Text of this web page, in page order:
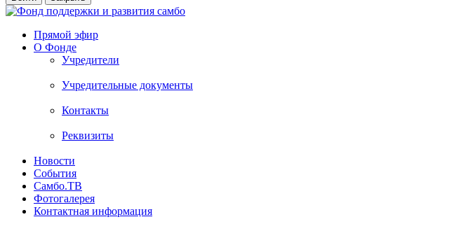
Прямой эфир
О Фонде
Учредители
Учредительные документы
Контакты
Реквизиты
Новости
События
Самбо.ТВ
Фотогалерея
Контактная информация